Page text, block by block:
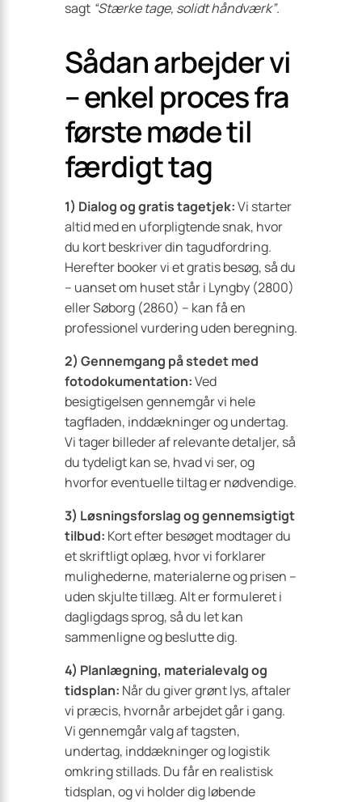
sagt “Stærke tage, solidt håndværk”.
Sådan arbejder vi
– enkel proces fra
første møde til
færdigt tag
1) Dialog og gratis tagetjek:Vi starter
altid med en uforpligtende snak, hvor
du kort beskriver din tagudfordring.
Herefter booker vi et gratis besøg, så du
– uanset om huset står i Lyngby (2800)
eller Søborg (2860) – kan få en
professionel vurdering uden beregning.
2) Gennemgang på stedet med
fotodokumentation:Ved
besigtigelsen gennemgår vi hele
tagfladen, inddækninger og undertag.
Vi tager billeder af relevante detaljer, så
du tydeligt kan se, hvad vi ser, og
hvorfor eventuelle tiltag er nødvendige.
3) Løsningsforslag og gennemsigtigt
tilbud: Kort efter besøget modtager du
et skriftligt oplæg, hvor vi forklarer
mulighederne, materialerne og prisen –
uden skjulte tillæg. Alt er formuleret i
dagligdags sprog, så du let kan
sammenligne og beslutte dig.
4) Planlægning, materialevalg og
tidsplan: Når du giver grønt lys, aftaler
vi præcis, hvornår arbejdet går i gang.
Vi gennemgår valg af tagsten,
undertag, inddækninger og logistik
omkring stillads. Du får en realistisk
tidsplan, og vi holder dig løbende